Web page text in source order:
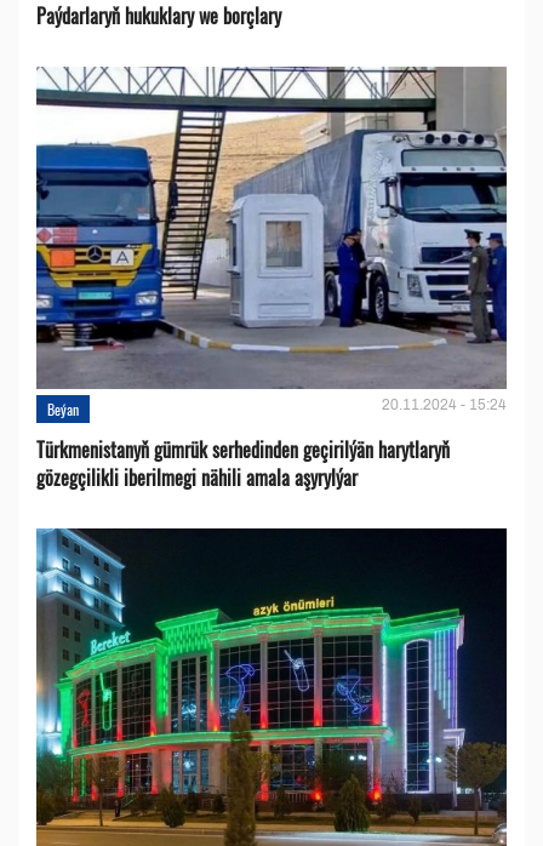
Paýdarlaryň hukuklary we bоrçlary
Beýan 20.11.2024 - 15:24
Türkmenistanyň gümrük serhedinden geçirilýän harytlaryň
gözegçilikli iberilmegi nähili amala aşyrylýar